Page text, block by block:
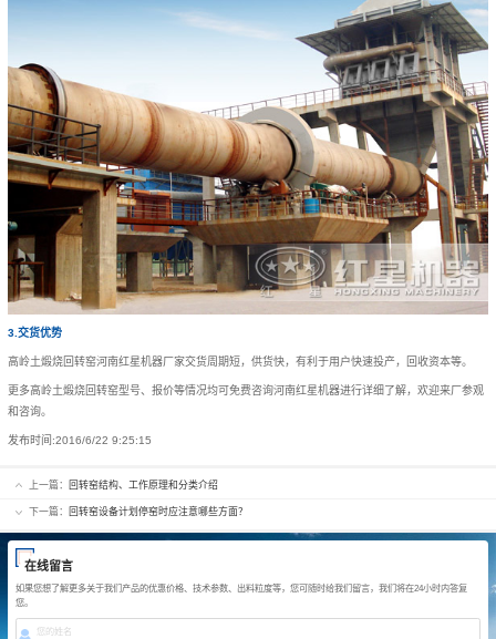
3.交货优势
高岭土煅烧回转窑河南红星机器厂家交货周期短，供货快，有利于用户快速投产，回收资本等。
更多高岭土煅烧回转窑型号、报价等情况均可免费咨询河南红星机器进行详细了解，欢迎来厂参观
和咨询。
发布时间:2016/6/22 9:25:15
上一篇： 回转窑结构、工作原理和分类介绍
下一篇： 回转窑设备计划停窑时应注意哪些方面？
在线留言
如果您想了解更多关于我们产品的优惠价格、技术参数、出料粒度等，您可随时给我们留言，我们将在24小时内答复
您。
您的姓名